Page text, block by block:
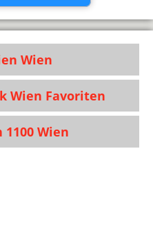
Wien
Wien Favoriten
Wien